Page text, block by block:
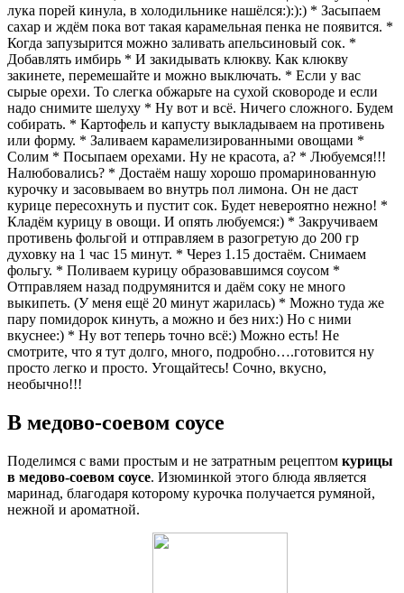
лука порей кинула, в холодильнике нашёлся:):):) * Засыпаем
сахар и ждём пока вот такая карамельная пенка не появится. *
Когда запузырится можно заливать апельсиновый сок. *
Добавлять имбирь * И закидывать клюкву. Как клюкву
закинете, перемешайте и можно выключать. * Если у вас
сырые орехи. То слегка обжарьте на сухой сковороде и если
надо снимите шелуху * Ну вот и всё. Ничего сложного. Будем
собирать. * Картофель и капусту выкладываем на противень
или форму. * Заливаем карамелизированными овощами *
Солим * Посыпаем орехами. Ну не красота, а? * Любуемся!!!
Налюбовались? * Достаём нашу хорошо промаринованную
курочку и засовываем во внутрь пол лимона. Он не даст
курице пересохнуть и пустит сок. Будет невероятно нежно! *
Кладём курицу в овощи. И опять любуемся:) * Закручиваем
противень фольгой и отправляем в разогретую до 200 гр
духовку на 1 час 15 минут. * Через 1.15 достаём. Снимаем
фольгу. * Поливаем курицу образовавшимся соусом *
Отправляем назад подрумянится и даём соку не много
выкипеть. (У меня ещё 20 минут жарилась) * Можно туда же
пару помидорок кинуть, а можно и без них:) Но с ними
вкуснее:) * Ну вот теперь точно всё:) Можно есть! Не
смотрите, что я тут долго, много, подробно….готовится ну
просто легко и просто. Угощайтесь! Сочно, вкусно,
необычно!!!
В медово-соевом соусе
Поделимся с вами простым и не затратным рецептом курицы
в медово-соевом соусе. Изюминкой этого блюда является
маринад, благодаря которому курочка получается румяной,
нежной и ароматной.